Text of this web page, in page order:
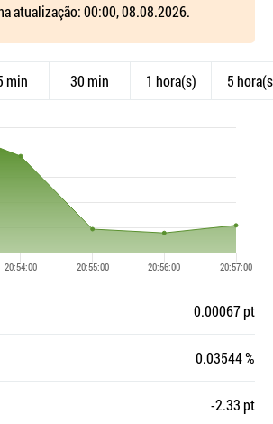
atualização: 00:00, 08.08.2026.
min 30 min 1 hora(s) 5
0.00067 pt
0.03544 %
-2.33 pt